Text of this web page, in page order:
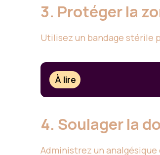
3. Protéger la
Utilisez un bandage stérile
À lire
4. Soulager la
Administrez un